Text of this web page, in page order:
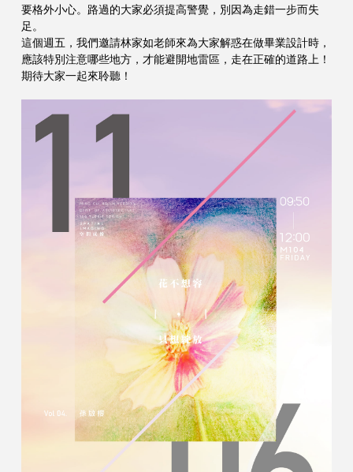
要格外小心。路過的大家必須提高警覺，別因為走錯一步而失
足。
這個週五，我們邀請林家如老師來為大家解惑在做畢業設計時，
應該特別注意哪些地方，才能避開地雷區，走在正確的道路上！
期待大家一起來聆聽！